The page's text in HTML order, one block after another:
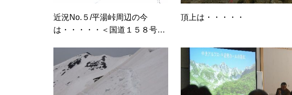
近況No.５/平湯峠周辺の今
は・・・・・＜国道１５８号線
頂上は・・・・・